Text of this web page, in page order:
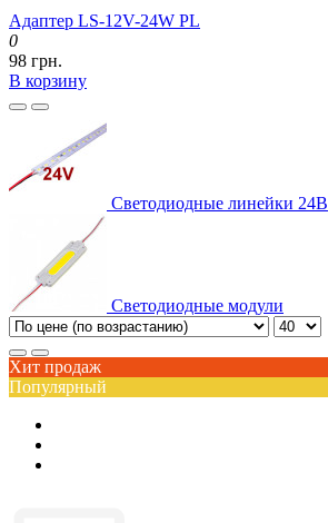
Адаптер LS-12V-24W PL
0
98 грн.
В корзину
Светодиодные линейки 24В
Светодиодные модули
Хит продаж
Популярный